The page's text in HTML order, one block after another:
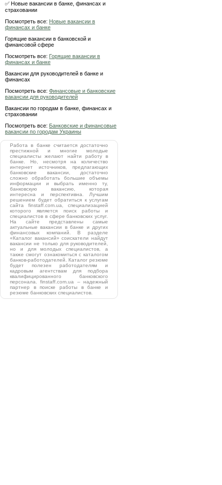
✅ Новые вакансии в банке, финансах и
страховании
Посмотреть все: Новые вакансии в
финансах и банке
Горящие вакансии в банковской и
финансовой сфере
Посмотреть все: Горящие вакансии в
финансах и банке
Вакансии для руководителей в банке и
финансах
Посмотреть все: Финансовые и банковские
вакансии для руководителей
Вакансии по городам в банке, финансах и
страховании
Посмотреть все: Банковские и финансовые
вакансии по городам Украины
Работа в банке считается достаточно
престижной и многие молодые
специалисты желают найти работу в
банке. Но, несмотря на количество
интернет источников, предлагающих
банковские вакансии, достаточно
сложно обработать большие объемы
информации и выбрать именно ту,
банковскую вакансию, которая
интересна и перспективна. Лучшим
решением будет обратиться к услугам
сайта finstaff.com.ua, специализацией
которого является поиск работы и
специалистов в сфере банковских услуг.
На сайте представлены самые
актуальные вакансии в банке и других
финансовых компаний. В разделе
«Каталог вакансий» соискатели найдут
вакансии не только для руководителей,
но и для молодых специалистов, а
также смогут ознакомиться с каталогом
банков-работодателей. Каталог резюме
будет полезен работодателям и
кадровым агентствам для подбора
квалифицированного банковского
персонала. finstaff.com.ua – надежный
партнер в поиске работы в банке и
резюме банковских специалистов.